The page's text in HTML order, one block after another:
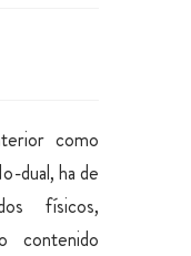
como
dual, ha de
físicos,
contenido